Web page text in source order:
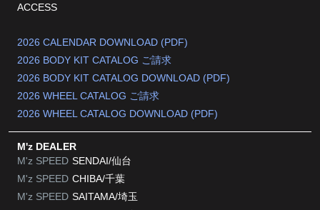
ACCESS
2026 CALENDAR DOWNLOAD (PDF)
2026 BODY KIT CATALOG ご請求
2026 BODY KIT CATALOG DOWNLOAD (PDF)
2026 WHEEL CATALOG ご請求
2026 WHEEL CATALOG DOWNLOAD (PDF)
M'z DEALER
M'z SPEED SENDAI/仙台
M'z SPEED CHIBA/千葉
M'z SPEED SAITAMA/埼玉